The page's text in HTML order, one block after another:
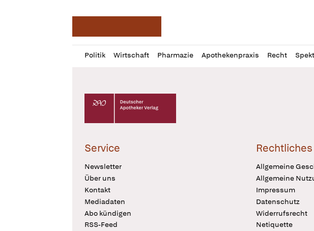
Politik Wirtschaft Pharmazie Apothekenpraxis Recht
Profil
öffnen
Daz
Pur
Deutscher Apotheker Verlag Logo
Service
Newsletter
Über uns
Kontakt
Mediadaten
Abo kündigen
RSS-Feed
Rechtliches
Allgemeine
Allgemeine
Impressum
Datenschutz
Widerrufsrecht
Netiquette